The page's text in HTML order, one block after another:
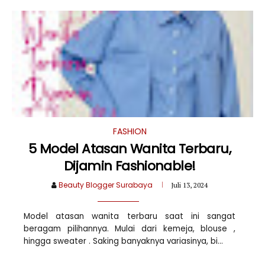
FASHION
5 Model Atasan Wanita Terbaru,
Dijamin Fashionable!
Beauty Blogger Surabaya Juli 13, 2024
Model atasan wanita terbaru saat ini sangat
beragam pilihannya. Mulai dari kemeja, blouse ,
hingga sweater . Saking banyaknya variasinya, bi...